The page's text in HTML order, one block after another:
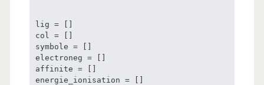
lig = []
col = []
symbole = []
electroneg = []
affinite = []
energie_ionisation = []